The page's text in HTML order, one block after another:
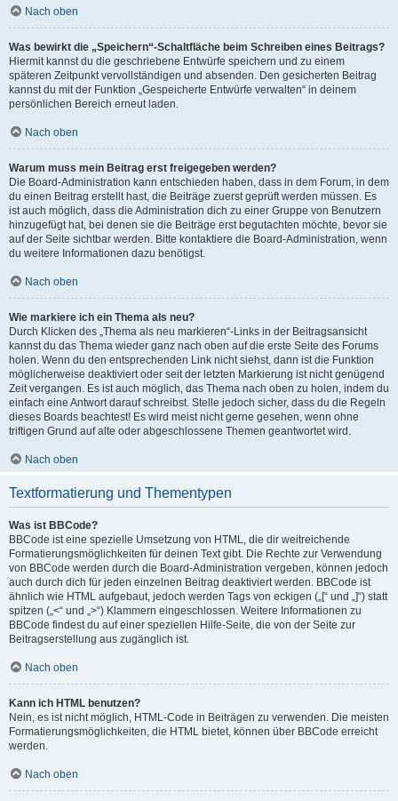
Nach oben
Was bewirkt die „Speichern“-Schaltfläche beim Schreiben eines Beitrags?
Hiermit kannst du die geschriebene Entwürfe speichern und zu einem
späteren Zeitpunkt vervollständigen und absenden. Den gesicherten Beitrag
kannst du mit der Funktion „Gespeicherte Entwürfe verwalten“ in deinem
persönlichen Bereich erneut laden.
Nach oben
Warum muss mein Beitrag erst freigegeben werden?
Die Board-Administration kann entschieden haben, dass in dem Forum, in dem
du einen Beitrag erstellt hast, die Beiträge zuerst geprüft werden müssen. Es
ist auch möglich, dass die Administration dich zu einer Gruppe von Benutzern
hinzugefügt hat, bei denen sie die Beiträge erst begutachten möchte, bevor sie
auf der Seite sichtbar werden. Bitte kontaktiere die Board-Administration, wenn
du weitere Informationen dazu benötigst.
Nach oben
Wie markiere ich ein Thema als neu?
Durch Klicken des „Thema als neu markieren“-Links in der Beitragsansicht
kannst du das Thema wieder ganz nach oben auf die erste Seite des Forums
holen. Wenn du den entsprechenden Link nicht siehst, dann ist die Funktion
möglicherweise deaktiviert oder seit der letzten Markierung ist nicht genügend
Zeit vergangen. Es ist auch möglich, das Thema nach oben zu holen, indem du
einfach eine Antwort darauf schreibst. Stelle jedoch sicher, dass du die Regeln
dieses Boards beachtest! Es wird meist nicht gerne gesehen, wenn ohne
triftigen Grund auf alte oder abgeschlossene Themen geantwortet wird.
Nach oben
Textformatierung und Thementypen
Was ist BBCode?
BBCode ist eine spezielle Umsetzung von HTML, die dir weitreichende
Formatierungsmöglichkeiten für deinen Text gibt. Die Rechte zur Verwendung
von BBCode werden durch die Board-Administration vergeben, können jedoch
auch durch dich für jeden einzelnen Beitrag deaktiviert werden. BBCode ist
ähnlich wie HTML aufgebaut, jedoch werden Tags von eckigen („[“ und „]“) statt
spitzen („<“ und „>“) Klammern eingeschlossen. Weitere Informationen zu
BBCode findest du auf einer speziellen Hilfe-Seite, die von der Seite zur
Beitragserstellung aus zugänglich ist.
Nach oben
Kann ich HTML benutzen?
Nein, es ist nicht möglich, HTML-Code in Beiträgen zu verwenden. Die meisten
Formatierungsmöglichkeiten, die HTML bietet, können über BBCode erreicht
werden.
Nach oben